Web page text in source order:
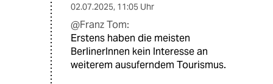
02.07.2025, 11:05 Uhr
@Franz Tom:
Erstens haben die meisten
BerlinerInnen kein Interesse an
weiterem ausuferndem Tourismus.